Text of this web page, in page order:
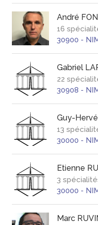
André
16
30900 -
Gabriel
22
30908 -
Guy-Hervé
13
30000 -
Etienne
3
30000 -
Marc